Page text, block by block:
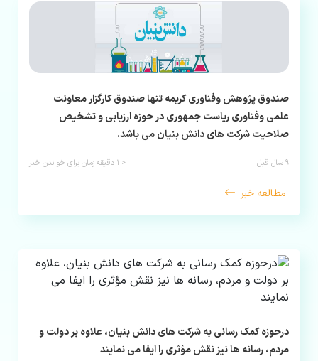
صندوق پژوهش وفناوری کریمه تنها صندوق کارگزار معاونت
علمی وفناوری ریاست جمهوری در حوزه ارزیابی و تشخیص
صلاحیت شرکت های دانش بنیان می باشد.
۹ سال قبل < ۱ دقیقه زمان برای خواندن خبر
مطالعه خبر
درحوزه کمک رسانی به شرکت های دانش بنیان، علاوه بر دولت و
مردم، رسانه ها نیز نقش مؤثری را ایفا می نمایند